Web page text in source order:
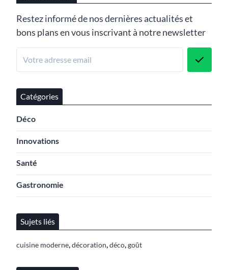
Restez informé de nos dernières actualités et
bons plans en vous inscrivant à notre newsletter
Catégories
Déco
Innovations
Santé
Gastronomie
Sujets liés
cuisine moderne,décoration,déco,goût